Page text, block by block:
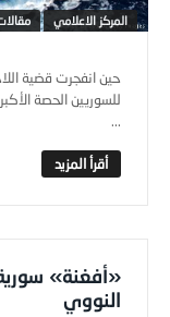
المركز الاعلامي
حين انفجرت قضية
للسوريين الحصة
...
«أفغنة»
النووي